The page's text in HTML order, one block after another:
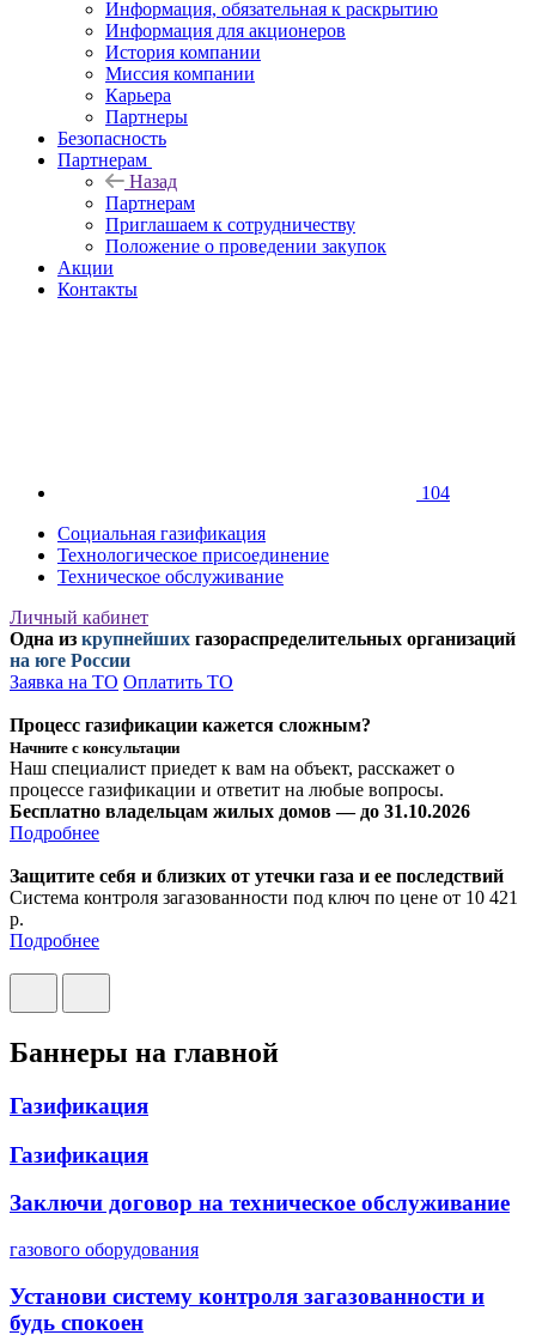
Информация, обязательная к раскрытию
Информация для акционеров
История компании
Миссия компании
Карьера
Партнеры
Безопасность
Партнерам
Назад
Партнерам
Приглашаем к сотрудничеству
Положение о проведении закупок
Акции
Контакты
104
Социальная газификация
Технологическое присоединение
Техническое обслуживание
Личный кабинет
Одна из крупнейших газораспределительных организаций
на юге России
Заявка на ТО Оплатить ТО
Процесс газификации кажется сложным?
Начните с консультации
Наш специалист приедет к вам на объект, расскажет о
процессе газификации и ответит на любые вопросы.
Бесплатно владельцам жилых домов — до 31.10.2026
Подробнее
Защитите себя и близких от утечки газа и ее последствий
Система контроля загазованности под ключ по цене от 10 421
р.
Подробнее
Баннеры на главной
Газификация
Газификация
Заключи договор на техническое обслуживание
газового оборудования
Установи систему контроля загазованности и
будь спокоен